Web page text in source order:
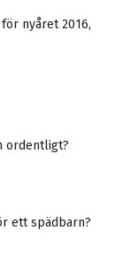
nyåret 2016,
ordentligt?
ett spädbarn?